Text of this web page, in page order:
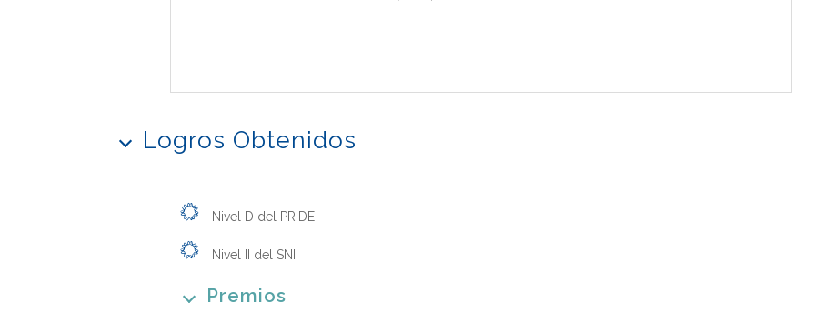
Logros Obtenidos
Nivel D del PRIDE
Nivel II del SNII
Premios